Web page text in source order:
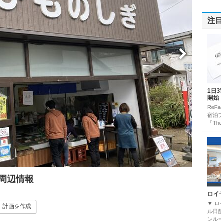
辺情報
計画を作成
注
1日3
開始
宿泊
「
ロ
▼ ロ
ル日
ンル